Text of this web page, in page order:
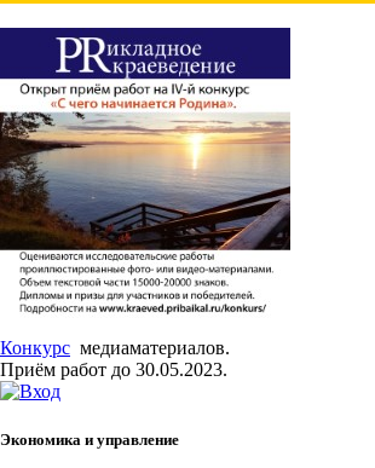
Конкурс медиаматериалов.
Приём работ до 30.05.2023.
Экономика и управление